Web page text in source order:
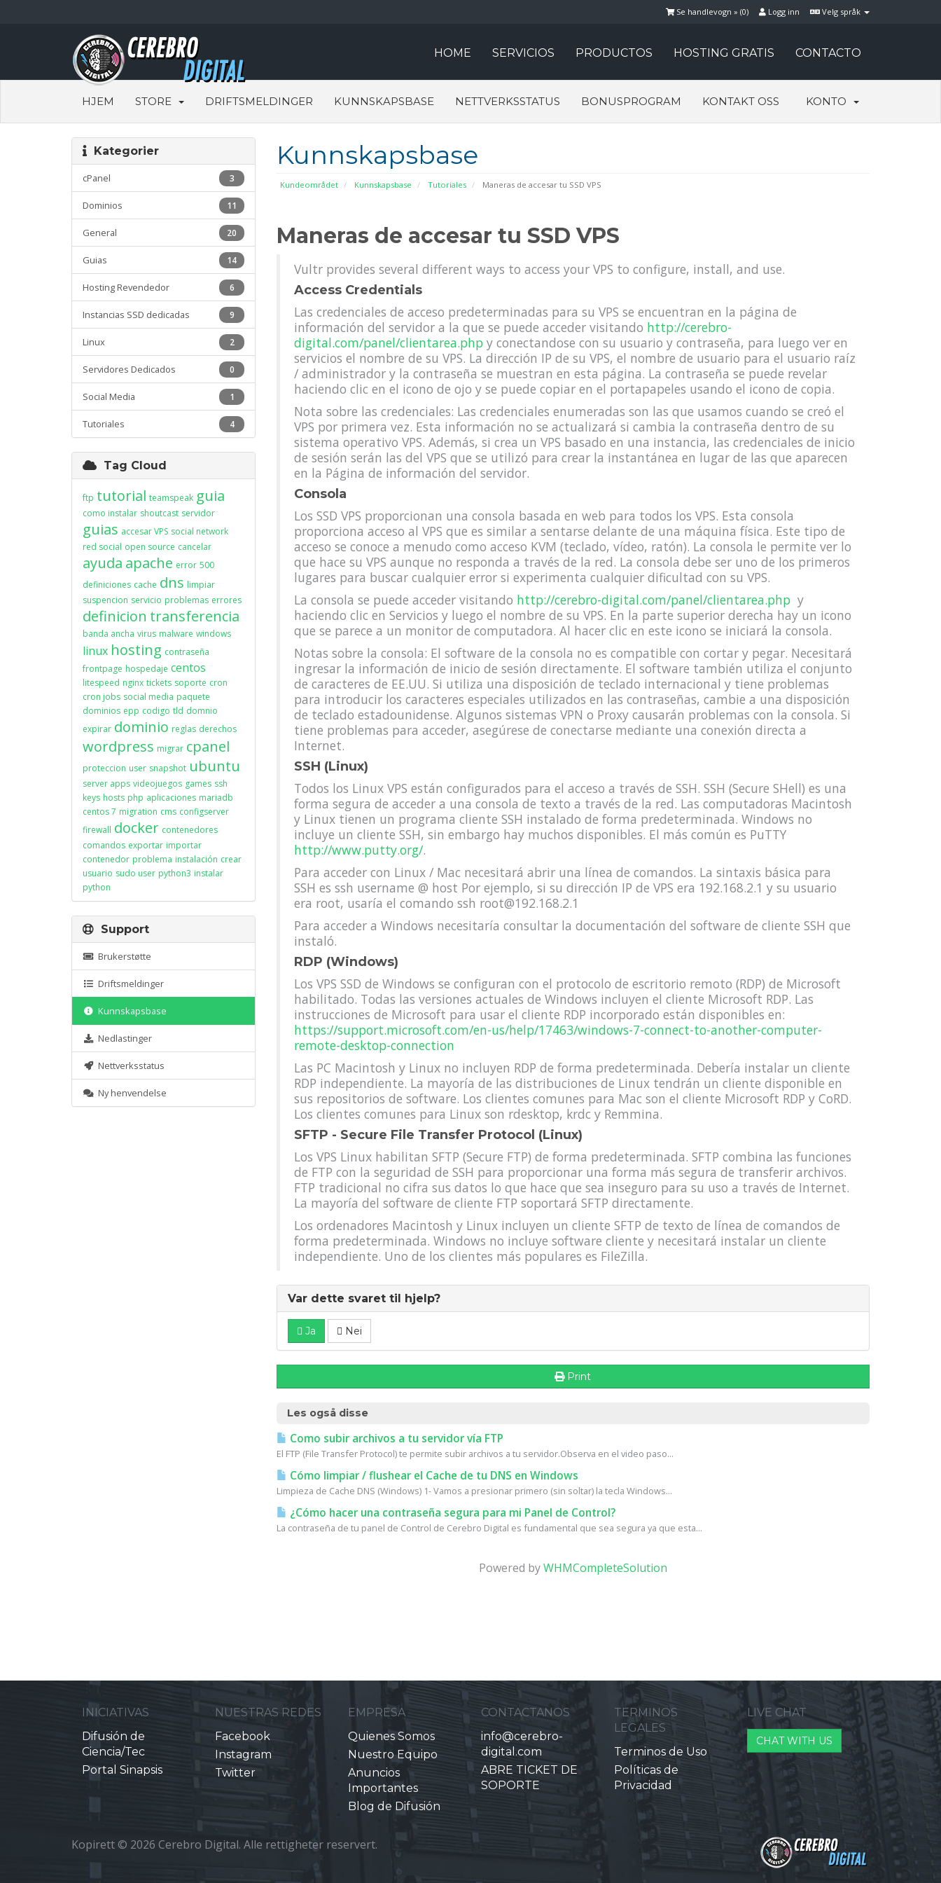
Velg språk
Logg inn
Se handlevogn » (0)
HOME SERVICIOS PRODUCTOS HOSTING GRATIS CONTACTO
HJEM STORE DRIFTSMELDINGER KUNNSKAPSBASE NETTVERKSSTATUS BONUSPROGRAM KONTAKT OSS KONTO
Kunnskapsbase
Kundeområdet Kunnskapsbase Tutoriales Maneras de accesar tu SSD VPS
Kategorier
3
cPanel
11
Dominios
20
General
14
Guias
6
Hosting Revendedor
9
Instancias SSD dedicadas
2
Linux
0
Servidores Dedicados
1
Social Media
4
Tutoriales
Maneras de accesar tu SSD VPS
Vultr provides several different ways to access your VPS to configure, install, and use.
Access Credentials
Las credenciales de acceso predeterminadas para su VPS se encuentran en la página de
información del servidor a la que se puede acceder visitando http://cerebro-
digital.com/panel/clientarea.phpy conectandose con su usuario y contraseña, para luego ver en
servicios el nombre de su VPS. La dirección IP de su VPS, el nombre de usuario para el usuario raíz
/ administrador y la contraseña se muestran en esta página. La contraseña se puede revelar
haciendo clic en el icono de ojo y se puede copiar en el portapapeles usando el icono de copia.
Nota sobre las credenciales: Las credenciales enumeradas son las que usamos cuando se creó el
VPS por primera vez. Esta información no se actualizará si cambia la contraseña dentro de su
sistema operativo VPS. Además, si crea un VPS basado en una instancia, las credenciales de inicio
de sesión serán las del VPS que se utilizó para crear la instantánea en lugar de las que aparecen
en la Página de información del servidor.
Consola
Los SSD VPS proporcionan una consola basada en web para todos los VPS. Esta consola
proporciona acceso al VPS que es similar a sentarse delante de una máquina física. Este tipo de
acceso se conoce a menudo como acceso KVM (teclado, vídeo, ratón). La consola le permite ver lo
que hace su VPS aunque no responda a través de la red. La consola debe ser uno de los primeros
lugares para buscar cualquier error si experimenta cualquier dificultad con su VPS.
La consola se puede acceder visitando http://cerebro-digital.com/panel/clientarea.phpy
haciendo clic en Servicios y luego el nombre de su VPS. En la parte superior derecha hay un icono
que se parece a un monitor de computadora. Al hacer clic en este icono se iniciará la consola.
Notas sobre la consola: El software de la consola no es compatible con cortar y pegar. Necesitará
ingresar la información de inicio de sesión directamente. El software también utiliza el conjunto
de caracteres de EE.UU. Si utiliza una disposición de teclado internacional y tiene problemas
para introducir los caracteres especiales utilizados en las contraseñas, cambie a una disposición
de teclado estadounidense. Algunos sistemas VPN o Proxy causarán problemas con la consola. Si
tiene problemas para acceder, asegúrese de conectarse mediante una conexión directa a
Internet.
SSH (Linux)
Todos los Linux VPS están configurados para el acceso a través de SSH. SSH (Secure SHell) es una
forma segura de acceder a una consola de texto a través de la red. Las computadoras Macintosh
y Linux tienen un programa cliente SSH instalado de forma predeterminada. Windows no
incluye un cliente SSH, sin embargo hay muchos disponibles. El más común es PuTTY
http://www.putty.org/.
Para acceder con Linux / Mac necesitará abrir una línea de comandos. La sintaxis básica para
SSH es ssh username @ host Por ejemplo, si su dirección IP de VPS era 192.168.2.1 y su usuario
era root, usaría el comando ssh root@192.168.2.1
Para acceder a Windows necesitaría consultar la documentación del software de cliente SSH que
instaló.
RDP (Windows)
Los VPS SSD de Windows se configuran con el protocolo de escritorio remoto (RDP) de Microsoft
habilitado. Todas las versiones actuales de Windows incluyen el cliente Microsoft RDP. Las
instrucciones de Microsoft para usar el cliente RDP incorporado están disponibles en:
https://support.microsoft.com/en-us/help/17463/windows-7-connect-to-another-computer-
remote-desktop-connection
Las PC Macintosh y Linux no incluyen RDP de forma predeterminada. Debería instalar un cliente
RDP independiente. La mayoría de las distribuciones de Linux tendrán un cliente disponible en
sus repositorios de software. Los clientes comunes para Mac son el cliente Microsoft RDP y CoRD.
Los clientes comunes para Linux son rdesktop, krdc y Remmina.
SFTP - Secure File Transfer Protocol (Linux)
Los VPS Linux habilitan SFTP (Secure FTP) de forma predeterminada. SFTP combina las funciones
de FTP con la seguridad de SSH para proporcionar una forma más segura de transferir archivos.
FTP tradicional no cifra sus datos lo que hace que sea inseguro para su uso a través de Internet.
La mayoría del software de cliente FTP soportará SFTP directamente.
Los ordenadores Macintosh y Linux incluyen un cliente SFTP de texto de línea de comandos de
forma predeterminada. Windows no incluye software cliente y necesitará instalar un cliente
independiente. Uno de los clientes más populares es FileZilla.
Var dette svaret til hjelp?
Ja Nei
Print
Les også disse
Como subir archivos a tu servidor vía FTP
El FTP (File Transfer Protocol) te permite subir archivos a tu servidor.Observa en el video paso...
Cómo limpiar / flushear el Cache de tu DNS en Windows
Limpieza de Cache DNS (Windows) 1- Vamos a presionar primero (sin soltar) la tecla Windows...
¿Cómo hacer una contraseña segura para mi Panel de Control?
La contraseña de tu panel de Control de Cerebro Digital es fundamental que sea segura ya que esta...
Powered byWHMCompleteSolution
Tag Cloud
ftp tutorial teamspeak guia
como instalar shoutcast servidor
guias accesar VPS social network
red social open source cancelar
ayuda apache error 500
definiciones cache dns limpiar
suspencion servicio problemas errores
definicion transferencia
banda ancha virus malware windows
linux hosting contraseña
frontpage hospedaje centos
litespeed nginx tickets soporte cron
cron jobs social media paquete
dominios epp codigo tld domnio
expirar dominio reglas derechos
wordpress migrar cpanel
proteccion user snapshot ubuntu
server apps videojuegos games ssh
keys hosts php aplicaciones mariadb
centos 7 migration cms configserver
firewall docker contenedores
comandos exportar importar
contenedor problema instalación crear
usuario sudo user python3 instalar
python
Support
Brukerstøtte
Driftsmeldinger
Kunnskapsbase
Nedlastinger
Nettverksstatus
Ny henvendelse
INICIATIVAS
Difusión de
Ciencia/Tec
Portal Sinapsis
NUESTRAS REDES
Facebook
Instagram
Twitter
EMPRESA
Quienes Somos
Nuestro Equipo
Anuncios
Importantes
Blog de Difusión
CONTACTANOS
info@cerebro-
digital.com
ABRE TICKET DE
SOPORTE
TERMINOS
LEGALES
Terminos de Uso
Políticas de
Privacidad
LIVE CHAT
CHAT WITH US
Kopirett © 2026 Cerebro Digital. Alle rettigheter reservert.